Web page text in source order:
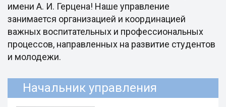
имени А. И. Герцена! Наше управление
занимается организацией и координацией
важных воспитательных и профессиональных
процессов, направленных на развитие студентов
и молодежи.
Начальник управления